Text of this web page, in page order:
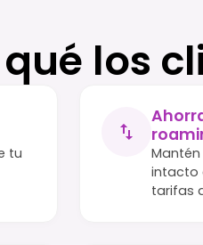
qué los
tu
intacto
tarifas